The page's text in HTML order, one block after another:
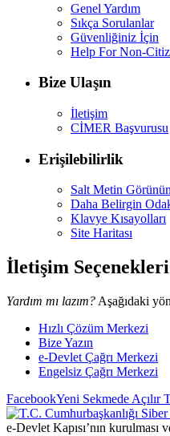
Genel Yardım
Sıkça Sorulanlar
Güvenliğiniz İçin
Help For Non-
Bize Ulaşın
İletişim
CİMER Başvurusu
Erişilebilirlik
Salt Metin
Daha Belirgin
Klavye Kısayolları
Site Haritası
İletişim Seçenekleri
Yardım mı lazım? Aşağıdaki
Hızlı Çözüm Merkezi
Bize Yazın
e-Devlet Çağrı Merkezi
Engelsiz Çağrı Merkezi
FacebookYeni Sekmede Açılır
e-Devlet Kapısı’nın kurulması